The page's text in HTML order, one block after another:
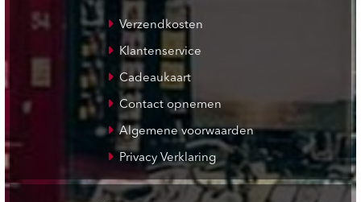
Verzendkosten
Klantenservice
Cadeaukaart
Contact opnemen
Algemene voorwaarden
Privacy Verklaring